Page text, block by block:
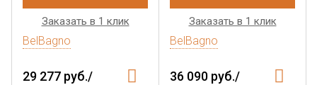
Заказать в 1 клик
BelBagno
29 277 руб./
Заказать в 1 клик
BelBagno
36 090 руб./